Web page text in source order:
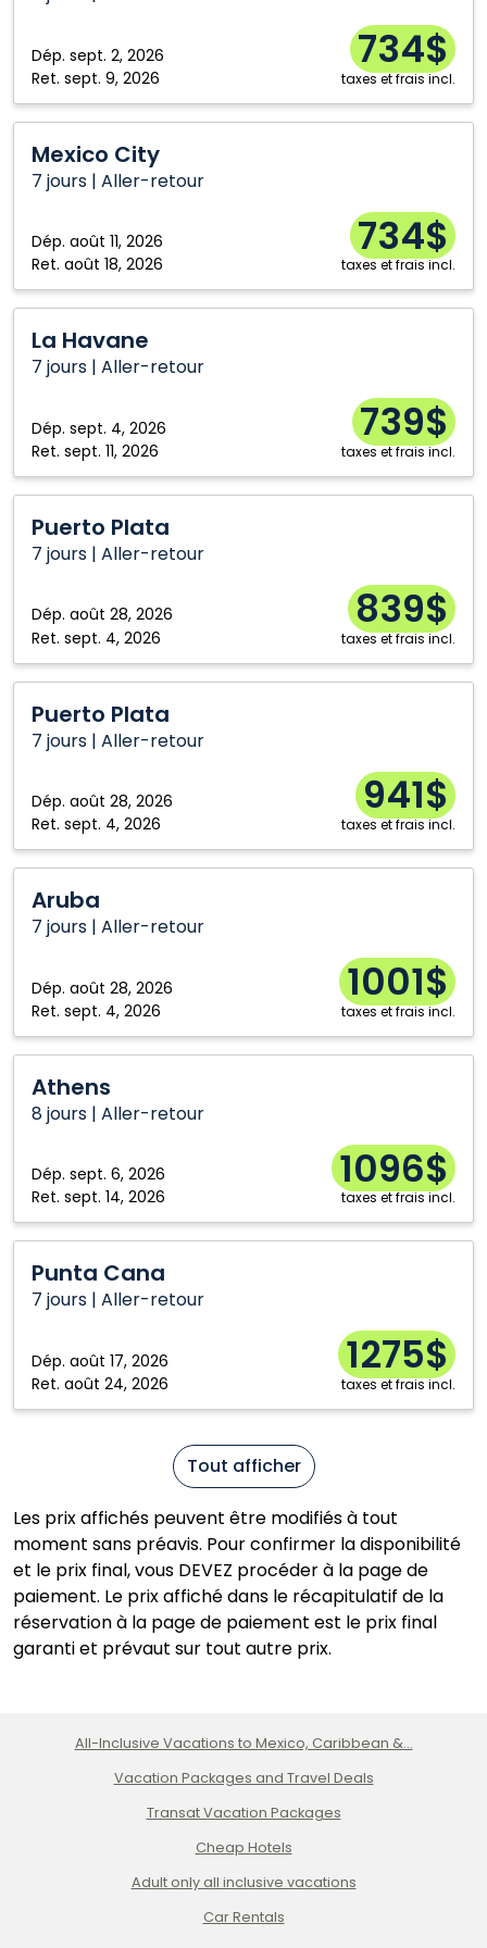
Dép. sept. 2, 2026
Ret. sept. 9, 2026
734$
taxes et frais incl.
Mexico City
7 jours | Aller-retour
Dép. août 11, 2026
Ret. août 18, 2026
734$
taxes et frais incl.
City
La Havane
7 jours | Aller-retour
Dép. sept. 4, 2026
Ret. sept. 11, 2026
739$
taxes et frais incl.
Havane
Puerto Plata
7 jours | Aller-retour
Dép. août 28, 2026
Ret. sept. 4, 2026
839$
taxes et frais incl.
Plata
Puerto Plata
7 jours | Aller-retour
Dép. août 28, 2026
Ret. sept. 4, 2026
941$
taxes et frais incl.
Plata
Aruba
7 jours | Aller-retour
Dép. août 28, 2026
Ret. sept. 4, 2026
1001$
taxes et frais incl.
Athens
8 jours | Aller-retour
Dép. sept. 6, 2026
Ret. sept. 14, 2026
1096$
taxes et frais incl.
Punta Cana
7 jours | Aller-retour
Dép. août 17, 2026
Ret. août 24, 2026
1275$
taxes et frais incl.
Cana
Tout afficher
Les prix affichés peuvent être modifiés à tout
moment sans préavis. Pour confirmer la disponibilité
et le prix final, vous DEVEZ procéder à la page de
paiement. Le prix affiché dans le récapitulatif de la
réservation à la page de paiement est le prix final
garanti et prévaut sur tout autre prix.
All-Inclusive Vacations to Mexico, Caribbean &...
Vacation Packages and Travel Deals
Transat Vacation Packages
Cheap Hotels
Adult only all inclusive vacations
Car Rentals